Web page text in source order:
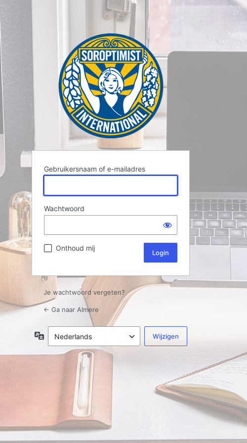
Gebruikersnaam of e-mailadres
Wachtwoord
Onthoud mij
Je wachtwoord vergeten?
← Ga naar Almere
Taal